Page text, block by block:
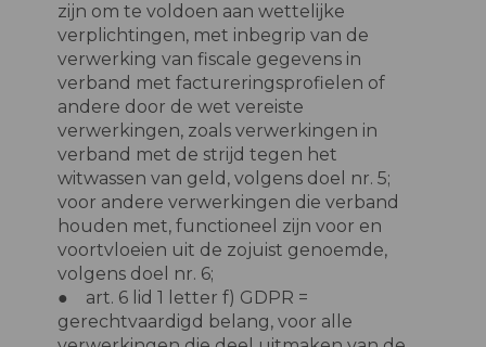
zijn om te voldoen aan wettelijke
verplichtingen, met inbegrip van de
verwerking van fiscale gegevens in
verband met factureringsprofielen of
andere door de wet vereiste
verwerkingen, zoals verwerkingen in
verband met de strijd tegen het
witwassen van geld, volgens doel nr. 5;
voor andere verwerkingen die verband
houden met, functioneel zijn voor en
voortvloeien uit de zojuist genoemde,
volgens doel nr. 6;
● art. 6 lid 1 letter f) GDPR =
gerechtvaardigd belang, voor alle